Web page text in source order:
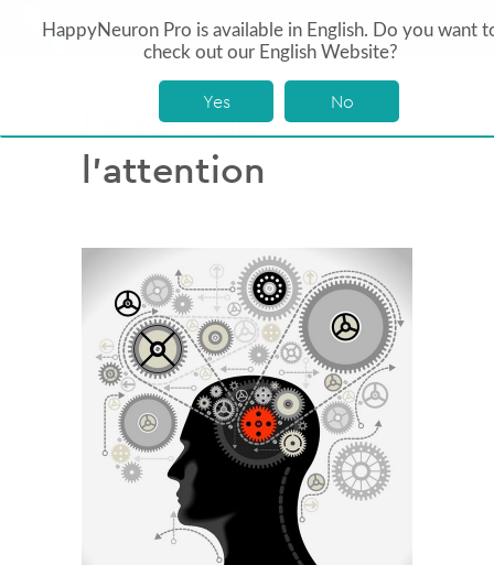
Le rôle de
l’attention
HappyNeuron Pro is available in English. Do you want
check out our English Website?
Yes No